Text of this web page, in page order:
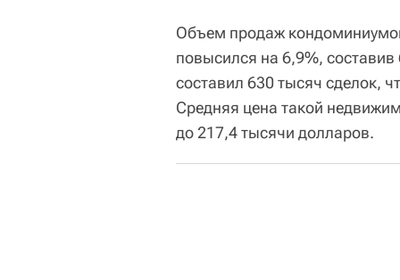
Объем продаж
повысился на 6,9%,
составил 630 тысяч сделок,
Средняя цена такой
до 217,4 тысячи долларов.